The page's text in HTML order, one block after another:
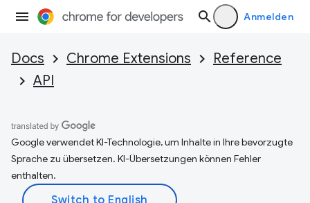
Anmelden
Docs Chrome Extensions
Reference
API
Google verwendet KI-Technologie, um Inhalte in Ihre bevorzugte
Sprache zu übersetzen. KI-Übersetzungen können Fehler
enthalten.